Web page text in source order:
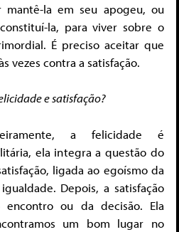
mantê-la em seu apogeu, ou
la, para viver sobre o
É preciso aceitar que
vezes contra a satisfação.
e satisfação?
a felicidade é
ela integra a questão do
ligada ao egoísmo da
Depois, a satisfação
ou da decisão. Ela
um bom lugar no